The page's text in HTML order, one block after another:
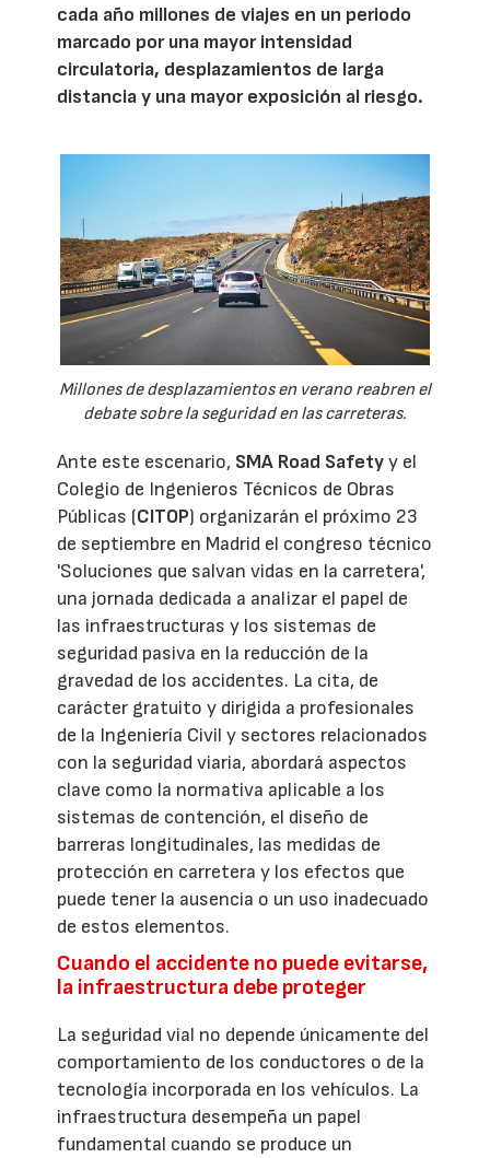
cada año millones de viajes en un periodo
marcado por una mayor intensidad
circulatoria, desplazamientos de larga
distancia y una mayor exposición al riesgo.
Millones de desplazamientos en verano reabren el
debate sobre la seguridad en las carreteras.
Ante este escenario, SMA Road Safetyy el
Colegio de Ingenieros Técnicos de Obras
Públicas (CITOP) organizarán el próximo 23
de septiembre en Madrid el congreso técnico
'Soluciones que salvan vidas en la carretera',
una jornada dedicada a analizar el papel de
las infraestructuras y los sistemas de
seguridad pasiva en la reducción de la
gravedad de los accidentes. La cita, de
carácter gratuito y dirigida a profesionales
de la Ingeniería Civil y sectores relacionados
con la seguridad viaria, abordará aspectos
clave como la normativa aplicable a los
sistemas de contención, el diseño de
barreras longitudinales, las medidas de
protección en carretera y los efectos que
puede tener la ausencia o un uso inadecuado
de estos elementos.
Cuando el accidente no puede evitarse,
la infraestructura debe proteger
La seguridad vial no depende únicamente del
comportamiento de los conductores o de la
tecnología incorporada en los vehículos. La
infraestructura desempeña un papel
fundamental cuando se produce un